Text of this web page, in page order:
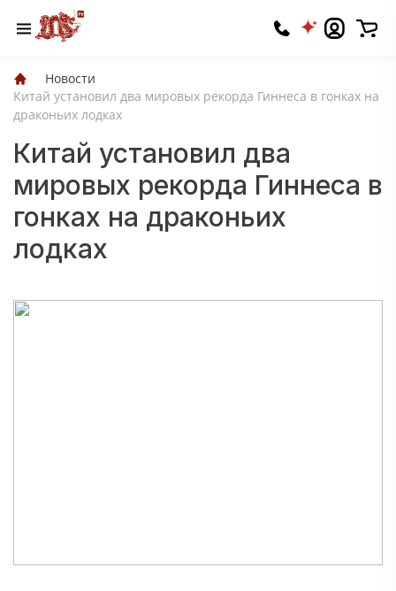
Новости
Китай установил два мировых рекорда Гиннеса в гонках на
драконьих лодках
Китай установил два
мировых рекорда Гиннеса в
гонках на драконьих
лодках